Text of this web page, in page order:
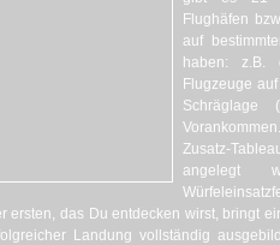
Flughäfen
auf
haben: z.B.
Flugzeuge
Schräglage
Zusatz-
angelegt
ersten, das Du entdecken wirst, bringt
Landung vollständig